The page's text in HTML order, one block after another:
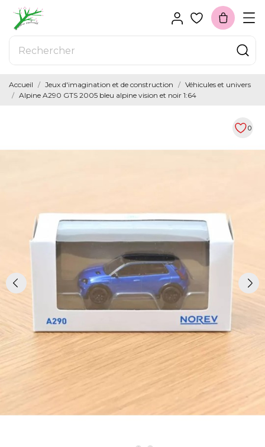
Accueil Jeux d'imagination et de construction
Véhicules et univers
Alpine A290 GTS 2005 bleu alpine vision et noir 1:64
0